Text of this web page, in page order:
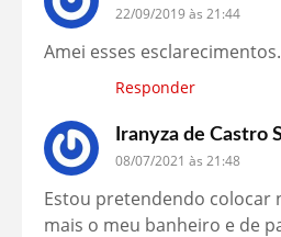
22/09/2019 às 21:44
Amei esses
Responder
Iranyza de Castro
08/07/2021 às 21:48
Estou pretendendo colocar
mais o meu banheiro e de